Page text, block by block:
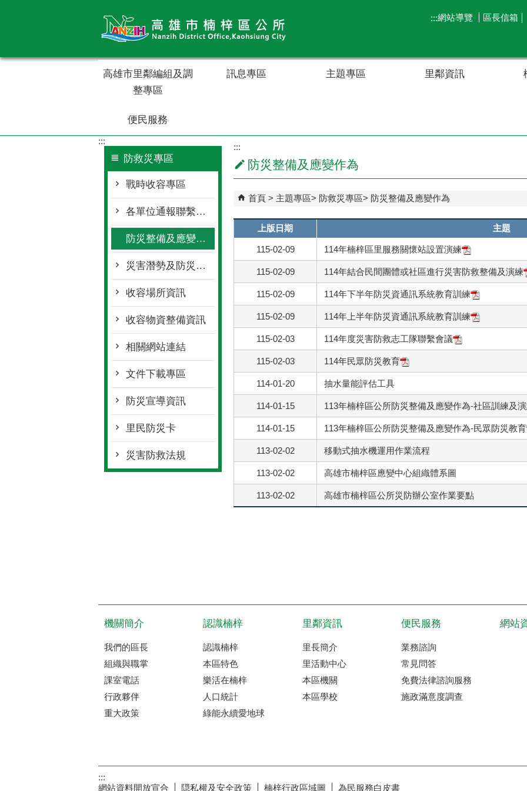
:::網站導覽 區長信箱
高雄市里鄰編組及調
整專區
訊息專區 主題專區 里鄰資訊
便民服務
:::
防救災專區
戰時收容專區
各單位通報聯繫窗口
防災整備及應變作為
災害潛勢及防災地圖檔案
收容場所資訊
收容物資整備資訊
相關網站連結
文件下載專區
防災宣導資訊
里民防災卡
災害防救法規
:::
防災整備及應變作為
首頁 主題專區 防救災專區 防災整備及應變作為
上版日期 主題
115-02-09 114年楠梓區里服務關懷站設置演練
115-02-09 114年結合民間團體或社區進行災害防救整備及演練
115-02-09 114年下半年防災資通訊系統教育訓練
115-02-09 114年上半年防災資通訊系統教育訓練
115-02-03 114年度災害防救志工隊聯繫會議
115-02-03 114年民眾防災教育
114-01-20 抽水量能評估工具
114-01-15 113年楠梓區公所防災整備及應變作為-社區訓練及
114-01-15 113年楠梓區公所防災整備及應變作為-民眾防災教育
113-02-02 移動式抽水機運用作業流程
113-02-02 高雄市楠梓區應變中心組織體系圖
113-02-02 高雄市楠梓區公所災防辦公室作業要點
機關簡介
我們的區長
組織與職掌
課室電話
行政夥伴
重大政策
認識楠梓
認識楠梓
本區特色
樂活在楠梓
人口統計
綠能永續愛地球
里鄰資訊
里長簡介
里活動中心
本區機關
本區學校
便民服務
業務諮詢
常見問答
免費法律諮詢服務
施政滿意度調查
網站
:::
網站資料開放宣合
隠私權及安全政策 楠梓行政區域圖 為民服務白皮書